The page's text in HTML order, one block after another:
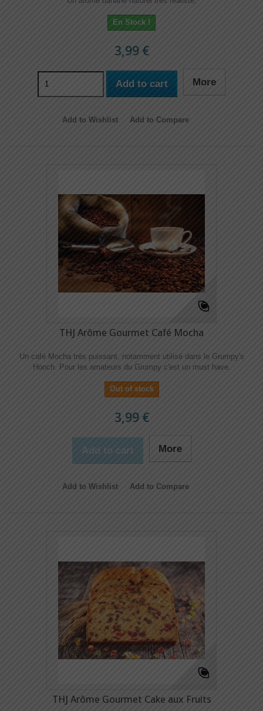
En Stock !
3,99 €
Add to cart More
Add to Wishlist Add to Compare
THJ Arôme Gourmet Café Mocha
Un café Mocha très puissant, notamment utilisé dans le Grumpy's
Hooch. Pour les amateurs du Grumpy c'est un must have.
Out of stock
3,99 €
Add to cart More
Add to Wishlist Add to Compare
THJ Arôme Gourmet Cake aux Fruits